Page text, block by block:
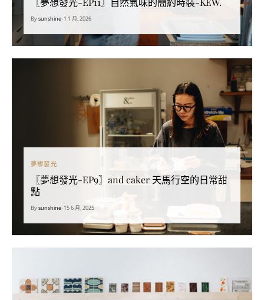
Bysunshine•1 1 月, 2026
夢想發光
〖夢想發光-EP9〗and caker 天馬行空的日常甜
點
Bysunshine•15 6 月, 2025